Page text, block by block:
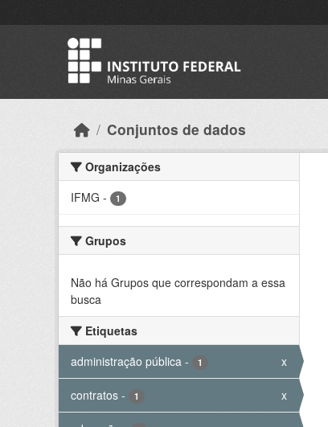
Conjuntos de dados
Organizações
IFMG - 1
Grupos
Não há Grupos que correspondam a essa
busca
Etiquetas
administração pública - 1 x
contratos - 1 x